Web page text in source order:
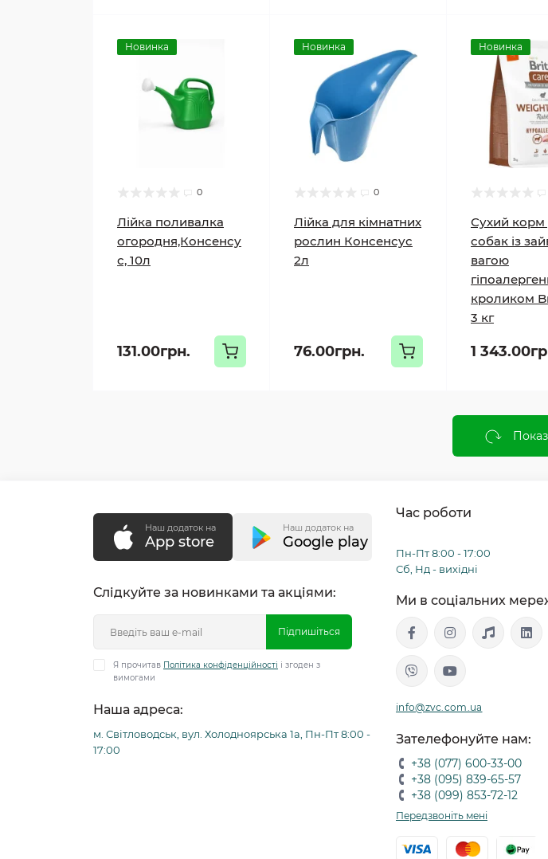
Новинка
0
Лійка поливалка
огородня,Консенсу
с, 10л
131.00грн.
Новинка
0
Лійка для кімнатних
рослин Консенсус
2л
76.00грн.
Новинка
Сухий корм
собак із
вагою
кроликом
3 кг
1
Наш додаток на
App store
Наш додаток на
Google play
Слідкуйте за новинками та акціями:
Підпишіться
Я прочитав Політика конфіденційності і згоден з
вимогами
Наша адреса:
м. Світловодськ, вул. Холодноярська 1а, Пн-Пт 8:00 -
17:00
Час роботи
Пн-Пт 8:00 - 17:00
Сб, Нд - вихідні
Ми в соціальних
info@zvc.com.ua
Зателефонуйте нам:
+38 (077) 600-33-00
+38 (095) 839-65-57
+38 (099) 853-72-12
Передзвоніть мені